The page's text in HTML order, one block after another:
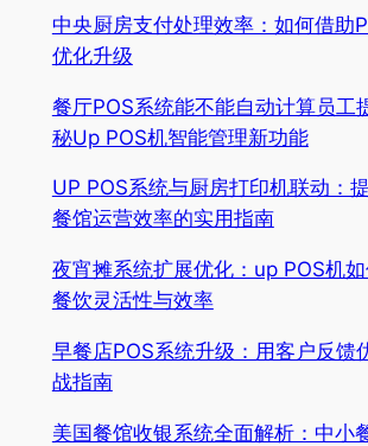
中央厨房支付处理效率：如何借助
优化升级
餐厅POS系统能不能自动计算员
秘Up POS机智能管理新功能
UP POS系统与厨房打印机联动：
餐馆运营效率的实用指南
夜宵摊系统扩展优化：up POS机
餐饮灵活性与效率
早餐店POS系统升级：用客户反馈
战指南
美国餐馆收银系统全面解析：中小